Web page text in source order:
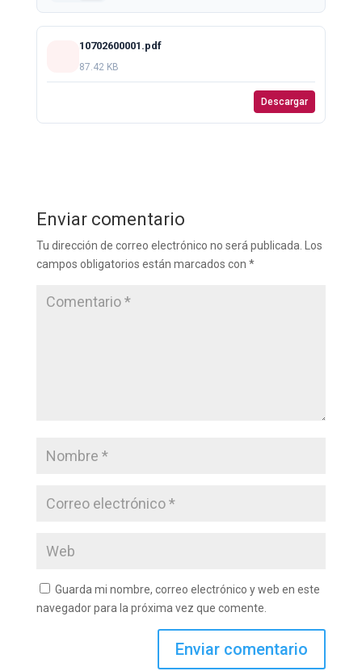
10702600001.pdf
87.42 KB
Descargar
Enviar comentario
Tu dirección de correo electrónico no será publicada.
Los
campos obligatorios están marcados con *
Guarda mi nombre, correo electrónico y web en este
navegador para la próxima vez que comente.